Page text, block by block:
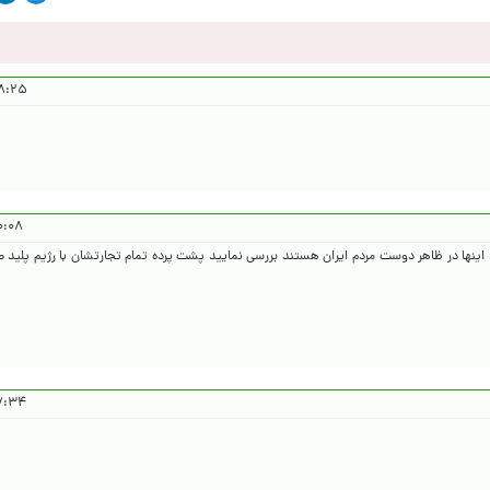
در ظاهر دوست مردم ایران هستند بررسی نمایید پشت پرده تمام تجارتشان با رژیم پلید